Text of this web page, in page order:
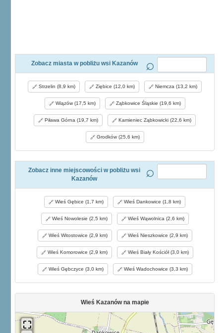
Zobacz miasta w pobliżu wsi Kazanów
Strzelin (8,9 km) Ziębice (12,0 km) Niemcza (13,2 km)
Wiązów (17,5 km) Ząbkowice Śląskie (19,6 km)
Piława Górna (19,7 km) Kamieniec Ząbkowicki (22,6 km)
Grodków (25,6 km)
Zobacz inne miejscowości w pobliżu wsi
Kazanów
Wieś Gębice (1,7 km) Wieś Dankowice (1,8 km)
Wieś Nowolesie (2,5 km) Wieś Wąwolnica (2,6 km)
Wieś Witostowice (2,9 km) Wieś Nieszkowice (2,9 km)
Wieś Komorowice (2,9 km) Wieś Biały Kościół (3,0 km)
Wieś Gębczyce (3,0 km) Wieś Wadochowice (3,3 km)
Wieś Kazanów na mapie